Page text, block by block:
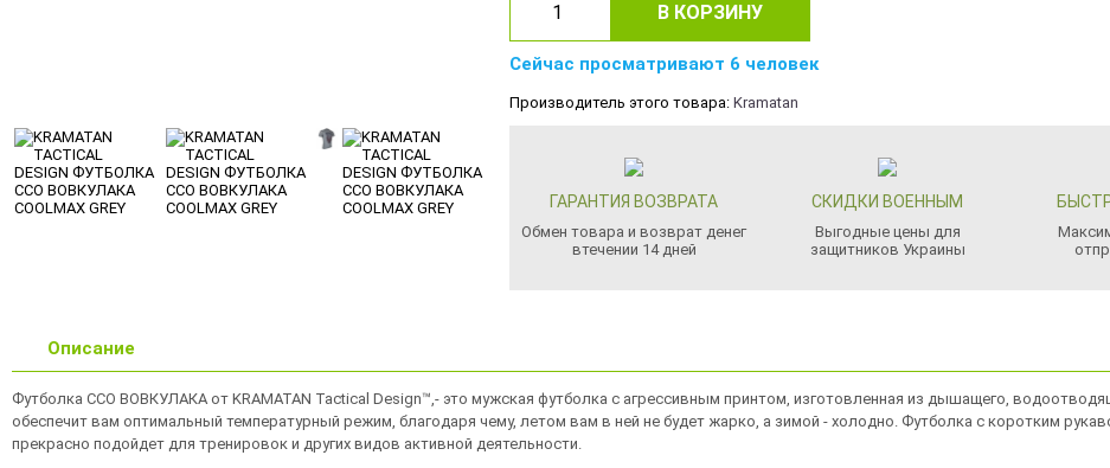
В КОРЗИНУ
Сейчас просматривают 6 человек
Производитель этого товара: Kramatan
ГАРАНТИЯ ВОЗВРАТА
Обмен товара и возврат денег
втечении 14 дней
СКИДКИ ВОЕННЫМ
Выгодные цены для
защитников Украины
Описание
Футболка ССО ВОВКУЛАКА от KRAMATAN Tactical Design™,- это мужская футболка с агрессивным принтом, изготовленная из дышащего,
обеспечит вам оптимальный температурный режим, благодаря чему, летом вам в ней не будет жарко, а зимой - холодно. Футболка с коротким
прекрасно подойдет для тренировок и других видов активной деятельности.